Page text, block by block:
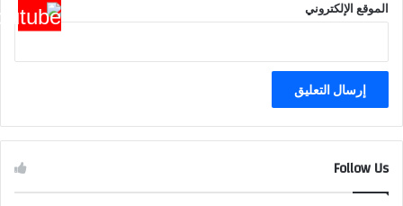
الموقع الإلكتروني
Follow Us